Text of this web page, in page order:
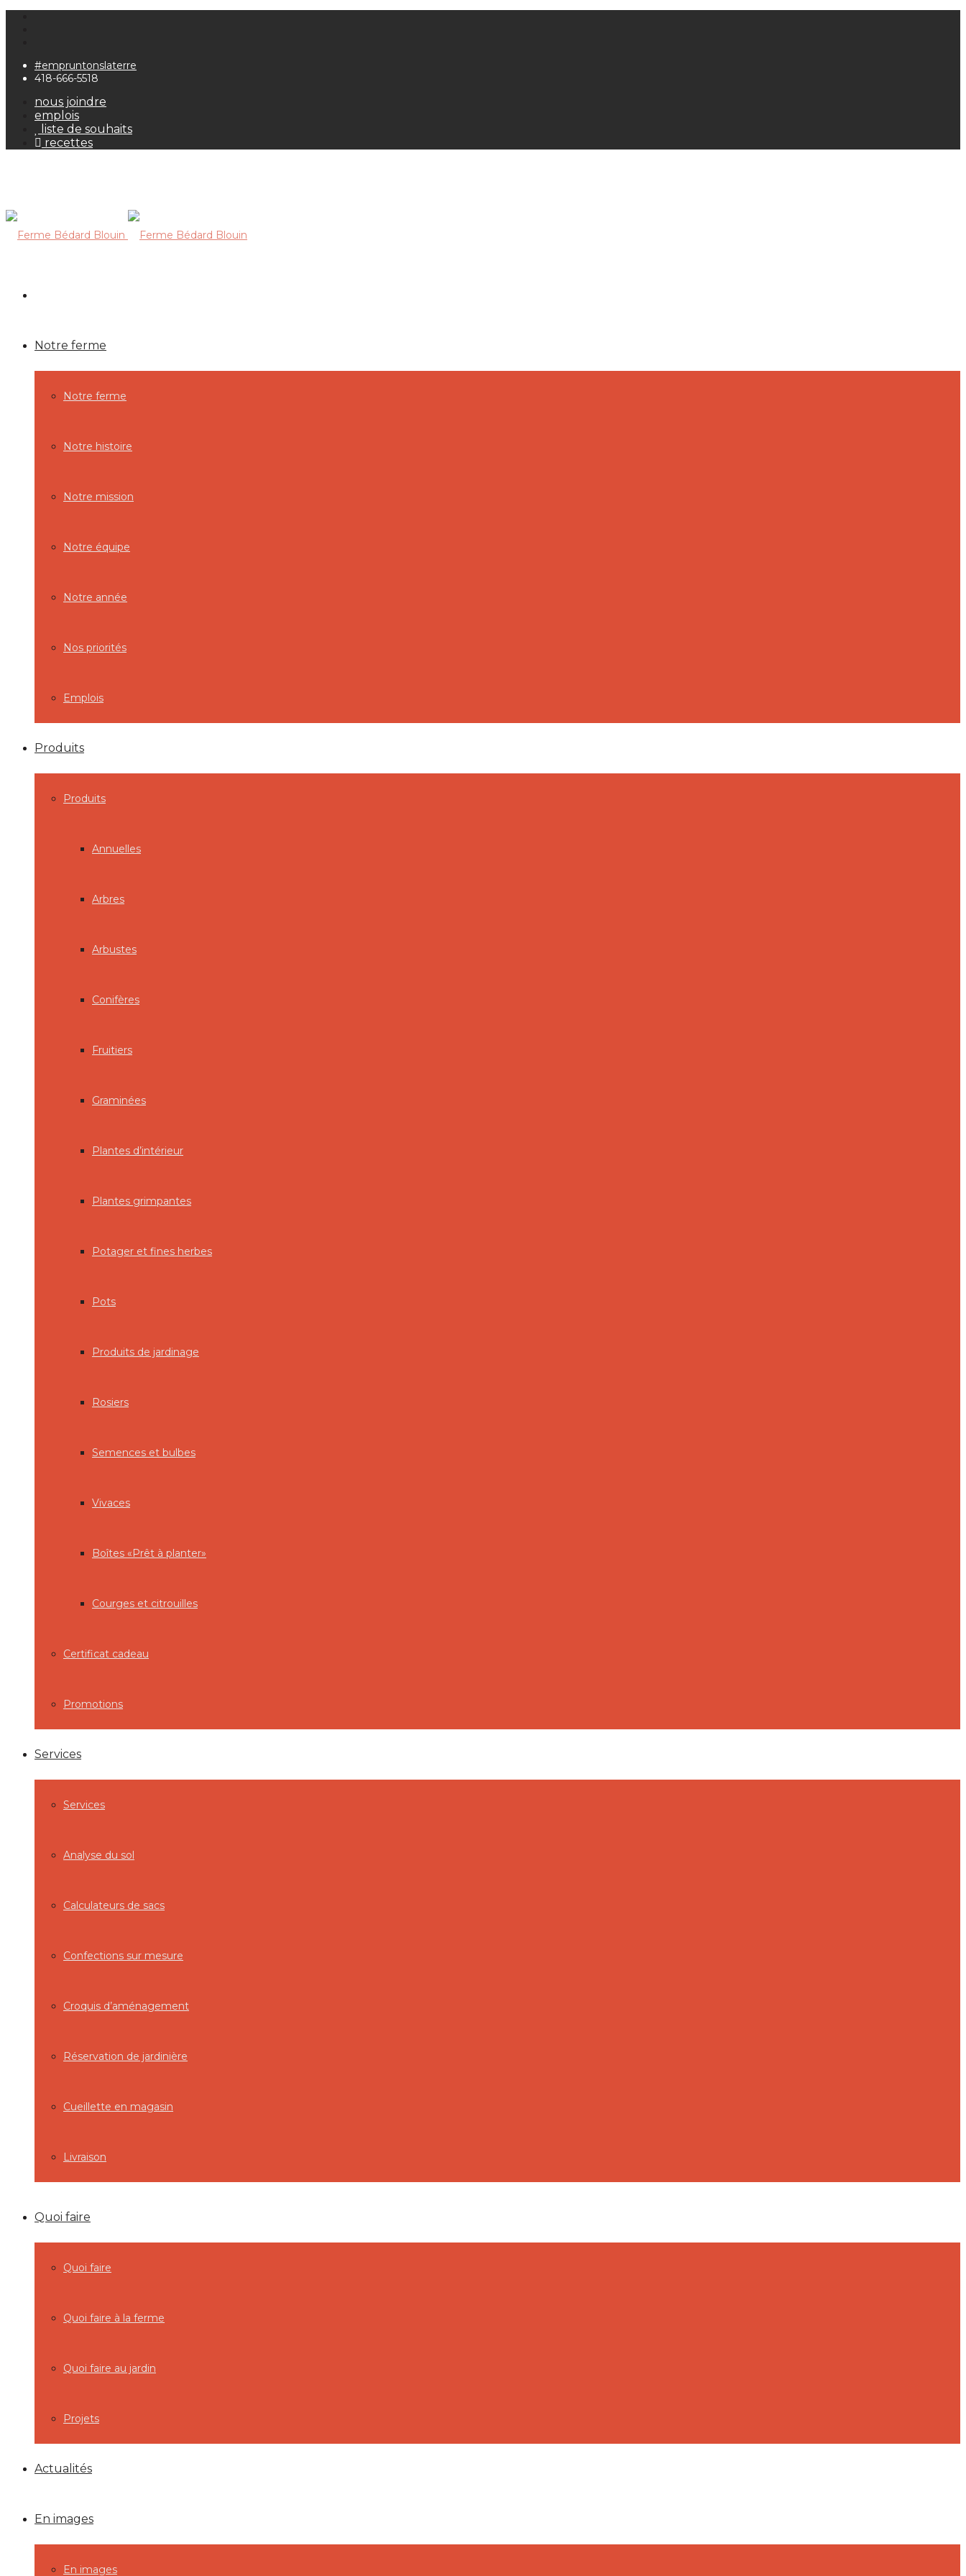
#empruntonslaterre
418-666-5518
nous joindre
emplois
liste de souhaits
recettes
Notre ferme
Notre ferme
Notre histoire
Notre mission
Notre équipe
Notre année
Nos priorités
Emplois
Produits
Produits
Annuelles
Arbres
Arbustes
Conifères
Fruitiers
Graminées
Plantes d’intérieur
Plantes grimpantes
Potager et fines herbes
Pots
Produits de jardinage
Rosiers
Semences et bulbes
Vivaces
Boîtes «Prêt à planter»
Courges et citrouilles
Certificat cadeau
Promotions
Services
Services
Analyse du sol
Calculateurs de sacs
Confections sur mesure
Croquis d’aménagement
Réservation de jardinière
Cueillette en magasin
Livraison
Quoi faire
Quoi faire
Quoi faire à la ferme
Quoi faire au jardin
Projets
Actualités
En images
En images